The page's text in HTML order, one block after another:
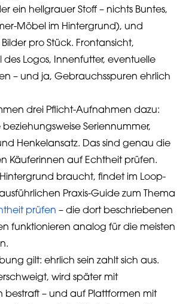
ein hellgrauer Stoff – nichts Buntes,
Möbel im Hintergrund), und
pro Stück. Frontansicht,
des Logos, Innenfutter, eventuelle
– und ja, Gebrauchsspuren ehrlich
drei Pflicht-Aufnahmen dazu:
Seriennummer,
Henkelansatz. Das sind genau die
Käuferinnen auf Echtheit prüfen.
braucht, findet im Loop-
Praxis-Guide zum Thema
prüfen – die dort beschriebenen
funktionieren analog für die meisten
gilt: ehrlich sein zahlt sich aus.
wird später mit
bestraft – und auf Plattformen mit